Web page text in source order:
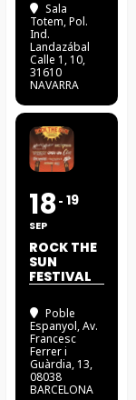
Sala
Totem, Pol.
Ind.
Landazábal
Calle 1, 10,
31610
NAVARRA
18
SEP
19
ROCK THE
SUN
FESTIVAL
Poble
Espanyol, Av.
Francesc
Ferrer i
Guàrdia, 13,
08038
BARCELONA